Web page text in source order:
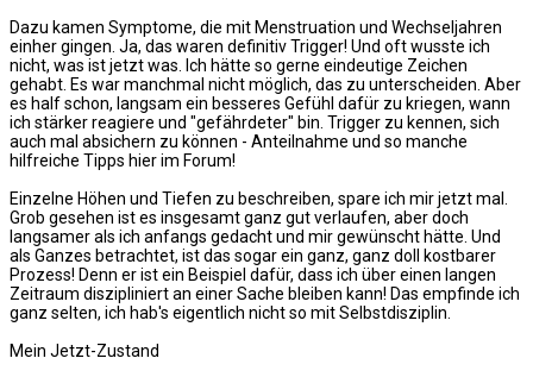
Dazu kamen Symptome, die mit Menstruation und Wechseljahren
einher gingen. Ja, das waren definitiv Trigger! Und oft wusste ich
nicht, was ist jetzt was. Ich hätte so gerne eindeutige Zeichen
gehabt. Es war manchmal nicht möglich, das zu unterscheiden. Aber
es half schon, langsam ein besseres Gefühl dafür zu kriegen, wann
ich stärker reagiere und "gefährdeter" bin. Trigger zu kennen, sich
auch mal absichern zu können - Anteilnahme und so manche
hilfreiche Tipps hier im Forum!
Einzelne Höhen und Tiefen zu beschreiben, spare ich mir jetzt mal.
Grob gesehen ist es insgesamt ganz gut verlaufen, aber doch
langsamer als ich anfangs gedacht und mir gewünscht hätte. Und
als Ganzes betrachtet, ist das sogar ein ganz, ganz doll kostbarer
Prozess! Denn er ist ein Beispiel dafür, dass ich über einen langen
Zeitraum diszipliniert an einer Sache bleiben kann! Das empfinde ich
ganz selten, ich hab's eigentlich nicht so mit Selbstdisziplin.
Mein Jetzt-Zustand